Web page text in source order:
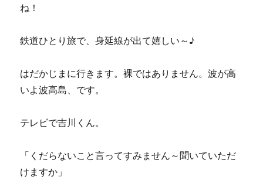
ね！
鉄道ひとり旅で、身延線が出て嬉しい～♪
はだかじまに行きます。裸ではありません。波が高
いよ波高島、です。
テレビで吉川くん。
「くだらないこと言ってすみません～聞いていただ
けますか」